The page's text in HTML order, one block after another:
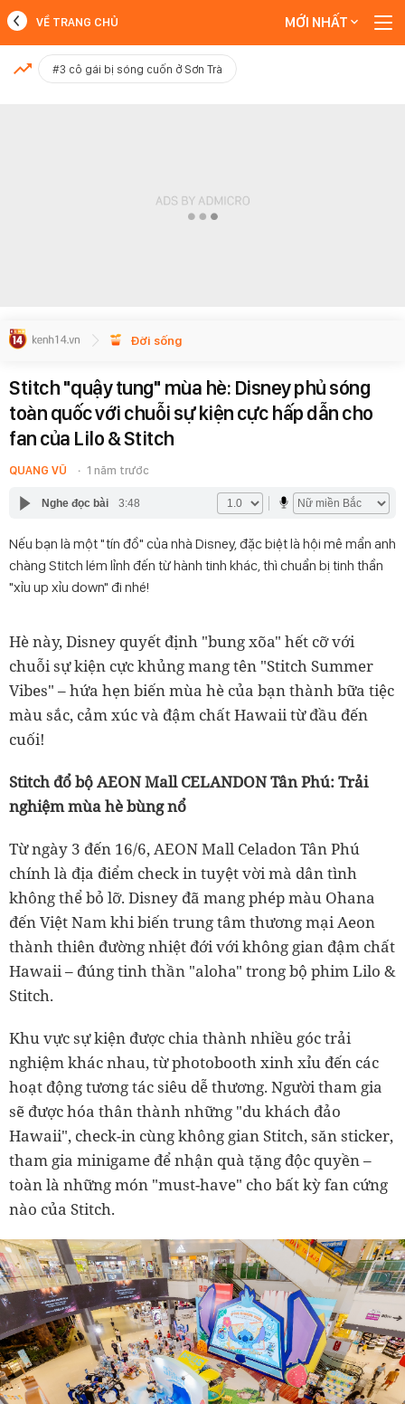
MỚI NHẤT
VỀ TRANG CHỦ MỚI NHẤT
#3 cô gái bị sóng cuốn ở Sơn Trà
Đời sống
Stitch "quậy tung" mùa hè: Disney phủ sóng
toàn quốc với chuỗi sự kiện cực hấp dẫn cho
fan của Lilo & Stitch
QUANG VŨ 1 năm trước
Nghe đọc bài 3:48
Nếu bạn là một "tín đồ" của nhà Disney, đặc biệt là hội mê mẩn anh
chàng Stitch lém lỉnh đến từ hành tinh khác, thì chuẩn bị tinh thần
"xỉu up xỉu down" đi nhé!
Hè này, Disney quyết định "bung xõa" hết cỡ với
chuỗi sự kiện cực khủng mang tên "Stitch Summer
Vibes" – hứa hẹn biến mùa hè của bạn thành bữa tiệc
màu sắc, cảm xúc và đậm chất Hawaii từ đầu đến
cuối!
Stitch đổ bộ AEON Mall CELANDON Tân Phú: Trải
nghiệm mùa hè bùng nổ
Từ ngày 3 đến 16/6, AEON Mall Celadon Tân Phú
chính là địa điểm check in tuyệt vời mà dân tình
không thể bỏ lỡ. Disney đã mang phép màu Ohana
đến Việt Nam khi biến trung tâm thương mại Aeon
thành thiên đường nhiệt đới với không gian đậm chất
Hawaii – đúng tinh thần "aloha" trong bộ phim Lilo &
Stitch.
Khu vực sự kiện được chia thành nhiều góc trải
nghiệm khác nhau, từ photobooth xinh xỉu đến các
hoạt động tương tác siêu dễ thương. Người tham gia
sẽ được hóa thân thành những "du khách đảo
Hawaii", check-in cùng không gian Stitch, săn sticker,
tham gia minigame để nhận quà tặng độc quyền –
toàn là những món "must-have" cho bất kỳ fan cứng
nào của Stitch.